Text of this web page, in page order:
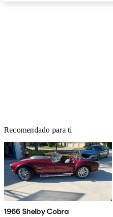
Recomendado para ti
1966 Shelby Cobra